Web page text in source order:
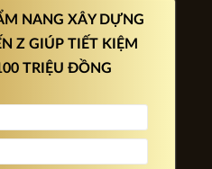
NANG XÂY DỰNG
Z GIÚP TIẾT KIỆM
TRIỆU ĐỒNG